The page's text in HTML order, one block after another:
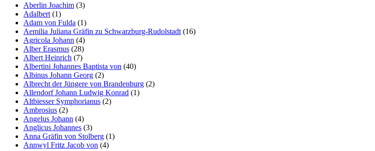
Aberlin Joachim (3)
Adalbert (1)
Adam von Fulda (1)
Aemilia Juliana Gräfin zu Schwarzburg-Rudolstadt (16)
Agricola Johann (4)
Alber Erasmus (28)
Albert Heinrich (7)
Albertini Johannes Baptista von (40)
Albinus Johann Georg (2)
Albrecht der Jüngere von Brandenburg (2)
Allendorf Johann Ludwig Konrad (1)
Altbiesser Symphorianus (2)
Ambrosius (2)
Angelus Johann (4)
Anglicus Johannes (3)
Anna Gräfin von Stolberg (1)
Annwyl Fritz Jacob von (4)